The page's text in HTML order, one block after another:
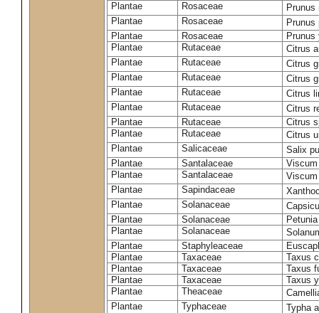
Plantae
Rosaceae
Plantae
Rosaceae
Plantae
Rosaceae
Prunus
Plantae
Rutaceae
Citrus
Plantae
Rutaceae
Citrus
Plantae
Rutaceae
Citrus
Plantae
Rutaceae
Citrus
Plantae
Rutaceae
Citrus
Plantae
Rutaceae
Citrus
Plantae
Rutaceae
Citrus
Plantae
Salicaceae
Salix
Plantae
Santalaceae
Plantae
Santalaceae
Plantae
Sapindaceae
Plantae
Solanaceae
Plantae
Solanaceae
Plantae
Solanaceae
Plantae
Staphyleaceae
Plantae
Taxaceae
Taxus
Plantae
Taxaceae
Taxus
Plantae
Taxaceae
Taxus
Plantae
Theaceae
Plantae
Typhaceae
Typha